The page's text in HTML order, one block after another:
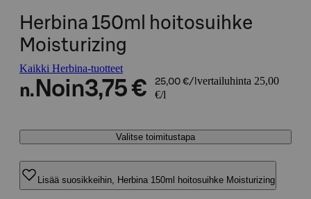
Herbina 150ml hoitosuihke
Moisturizing
Kaikki Herbina-tuotteet
n. Noin3,75 € 25,00 €/l vertailuhinta 25,00
€/l
Valitse toimitustapa
Lisää suosikkeihin, Herbina 150ml hoitosuihke Moisturizing